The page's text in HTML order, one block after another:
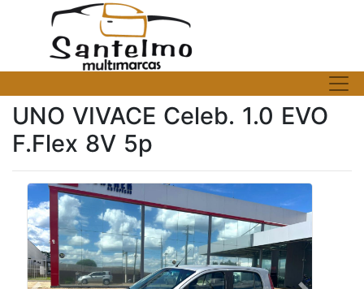
UNO VIVACE Celeb. 1.0 EVO
F.Flex 8V 5p